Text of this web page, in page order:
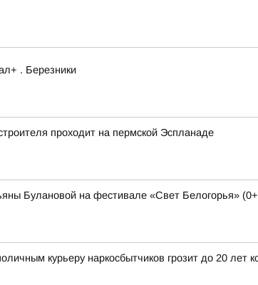
. Березники
проходит на пермской Эспланаде
Булановой на фестивале «Свет Белогорья»
курьеру наркосбытчиков грозит до 20 лет